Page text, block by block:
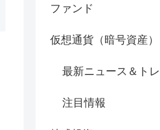
ファンド
仮想通貨（暗号資産）
最新ニュース＆ト
注目情報